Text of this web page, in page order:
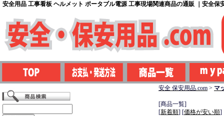
安全用品 工事看板 ヘルメット ポータブル電源 工事現場関連商品の通販 ｜安全保
安全 保安用品.com > マ
[商品一覧]
[新着順] [価格が安い順]